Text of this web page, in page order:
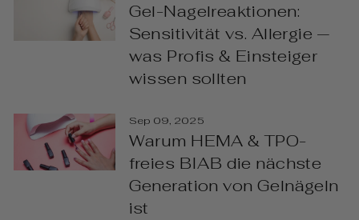
Gel-Nagelreaktionen:
Sensitivität vs. Allergie —
was Profis & Einsteiger
wissen sollten
Sep 09, 2025
Warum HEMA & TPO-
freies BIAB die nächste
Generation von Gelnägeln
ist